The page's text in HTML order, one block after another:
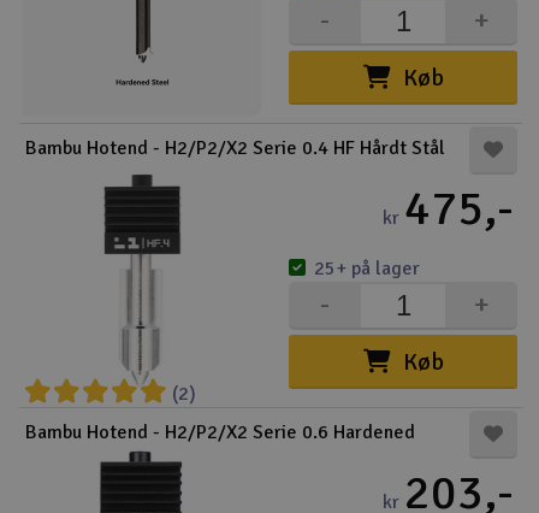
Køb
+
-
Bambu Hotend - H2/P2/X2 Serie 0.4 HF Hårdt Stål
(2)
kr 475,-
Køb
+
-
25+ på lager
Bambu Hotend - H2/P2/X2 Serie 0.6 Hardened
kr 203,-